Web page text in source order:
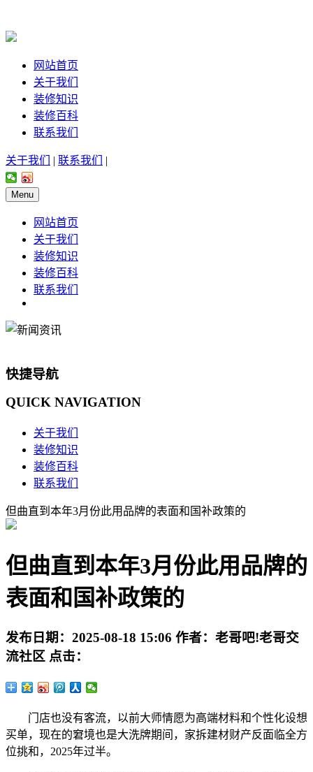
网站首页
关于我们
装修知识
装修百科
联系我们
关于我们 | 联系我们 |
Menu
网站首页
关于我们
装修知识
装修百科
联系我们
快捷导航
QUICK NAVIGATION
关于我们
装修知识
装修百科
联系我们
但曲直到本年3月份此用品牌的表面和国补政策的
但曲直到本年3月份此用品牌的
表面和国补政策的
发布日期： 2025-08-18 15:06 作者： 老哥吧!老哥交
流社区 点击：
门店也没有客流，以前大师情愿为高端材料和个性化设想
买单，现在的窘境也是大洗牌期间，家拆建材财产反面临全方
位挑和，2025年过半。